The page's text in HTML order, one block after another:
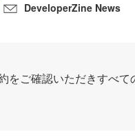
DeveloperZine News
をご確認いただきすべ